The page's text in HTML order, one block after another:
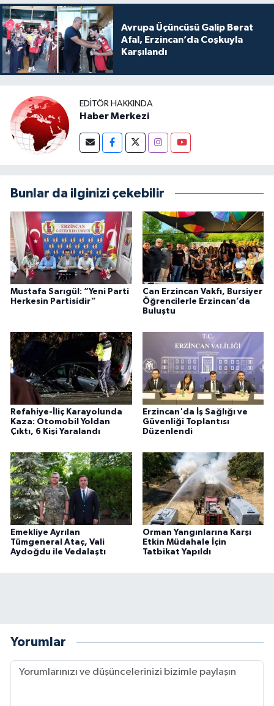
Avrupa Üçüncüsü Galip Berat
Afal, Erzincan’da Coşkuyla
Karşılandı
EDITÖR HAKKINDA
Haber Merkezi
Bunlar da ilginizi çekebilir
Mustafa Sarıgül: “Yeni Parti
Herkesin Partisidir”
Can Erzincan Vakfı, Bursiyer
Öğrencilerle Erzincan’da
Buluştu
Refahiye-İliç Karayolunda
Kaza: Otomobil Yoldan
Çıktı, 6 Kişi Yaralandı
Erzincan'da İş Sağlığı ve
Güvenliği Toplantısı
Düzenlendi
Emekliye Ayrılan
Tümgeneral Ataç, Vali
Aydoğdu ile Vedalaştı
Orman Yangınlarına Karşı
Etkin Müdahale İçin
Tatbikat Yapıldı
Yorumlar